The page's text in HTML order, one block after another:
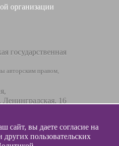
организации
государственная
авторским правом,
Ленинградская, 16
сайт, вы даете согласие на
пользовательских